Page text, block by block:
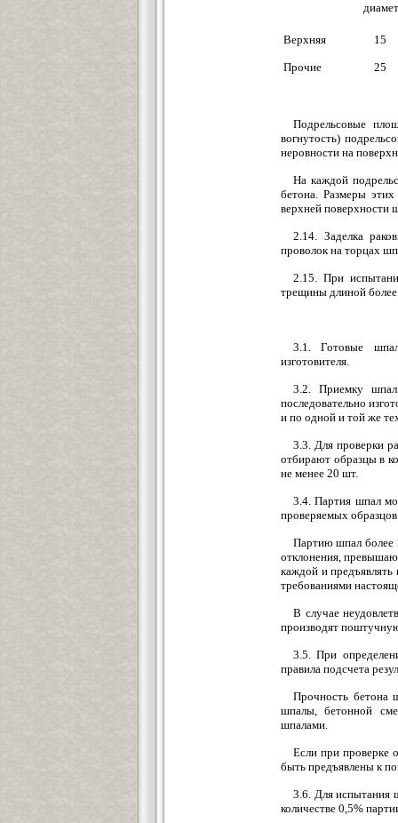
Верхняя
Прочие
15
25
Подрельсовые
вогнутость)
неровности на
На каждой
бетона. Размеры
верхней поверхности
2.14. Заделка
проволок на торцах
2.15. При
трещины длиной
3.1. Готовые
изготовителя.
3.2. Приемку
последовательно
и по одной и той же
3.3. Для проверки
отбирают образцы в
не менее 20 шт.
3.4. Партия шпал
проверяемых
Партию шпал более
отклонения,
каждой и предъявлять
требованиями
В случае
производят
3.5. При
правила подсчета
Прочность бетона
шпалы, бетонной
шпалами.
Если при проверке
быть предъявлены к
3.6. Для испытания
количестве 0,5%